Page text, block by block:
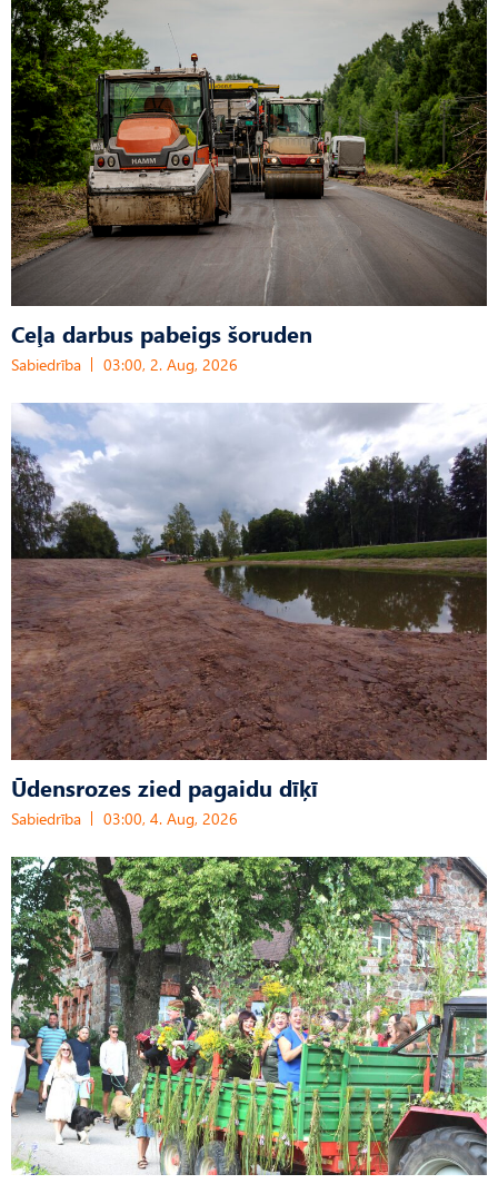
Ceļa darbus pabeigs šoruden
Sabiedrība 03:00, 2. Aug, 2026
Ūdensrozes zied pagaidu dīķī
Sabiedrība 03:00, 4. Aug, 2026